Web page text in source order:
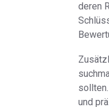
deren
und